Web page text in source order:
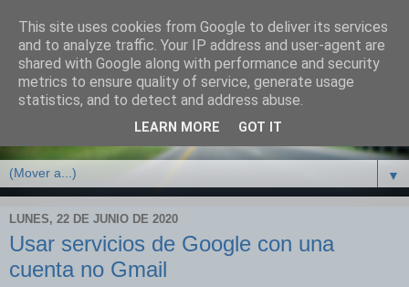
Mi pequeño espacio, mpe.
Noticias actuales, informática, tecnología. Para que estés
actualizado en todo momento. Descarga de software. Mi
pequeño espacio en Internet, mi visión de algunas cosas.
▼
LUNES, 22 DE JUNIO DE 2020
Usar servicios de Google con una
cuenta no Gmail
This site uses cookies from Google to deliver its services
and to analyze traffic. Your IP address and user-agent are
shared with Google along with performance and security
metrics to ensure quality of service, generate usage
statistics, and to detect and address abuse.
LEARN MORE GOT IT